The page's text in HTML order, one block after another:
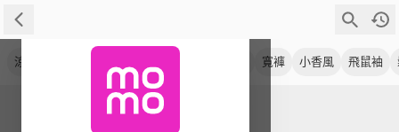
涼感 寬褲 小香風 飛鼠袖